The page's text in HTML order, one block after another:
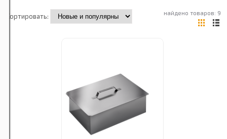
Сортировать: найдено товаров: 9